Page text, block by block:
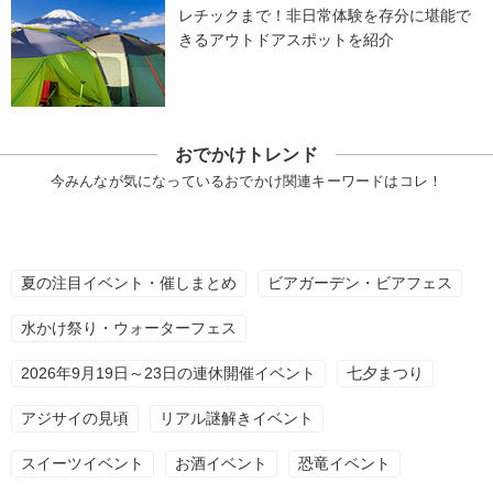
レチックまで！非日常体験を存分に堪能で
きるアウトドアスポットを紹介
おでかけトレンド
今みんなが気になっているおでかけ関連キーワードはコレ！
夏の注目イベント・催しまとめ ビアガーデン・ビアフェス
水かけ祭り・ウォーターフェス
2026年9月19日～23日の連休開催イベント 七夕まつり
アジサイの見頃 リアル謎解きイベント
スイーツイベント お酒イベント 恐竜イベント